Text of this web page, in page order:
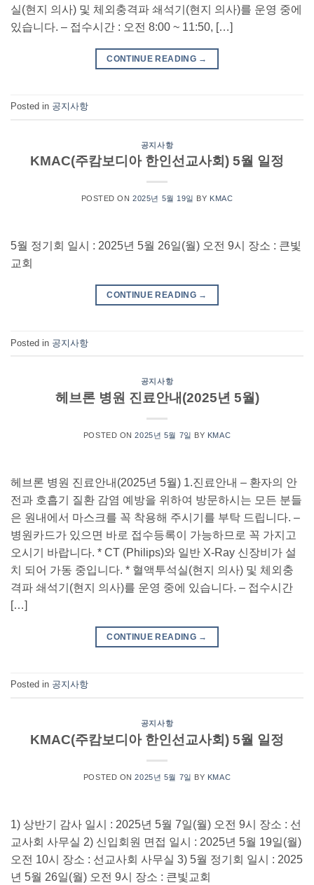
실(현지 의사) 및 체외충격파 쇄석기(현지 의사)를 운영 중에
있습니다. – 접수시간 : 오전 8:00 ~ 11:50, […]
CONTINUE READING →
Posted in 공지사항
공지사항
KMAC(주캄보디아 한인선교사회) 5월 일정
POSTED ON2025년 5월 19일 BY KMAC
5월 정기회 일시 : 2025년 5월 26일(월) 오전 9시 장소 : 큰빛
교회
CONTINUE READING →
Posted in 공지사항
공지사항
헤브론 병원 진료안내(2025년 5월)
POSTED ON2025년 5월 7일 BY KMAC
헤브론 병원 진료안내(2025년 5월) 1.진료안내 – 환자의 안
전과 호흡기 질환 감염 예방을 위하여 방문하시는 모든 분들
은 원내에서 마스크를 꼭 착용해 주시기를 부탁 드립니다. –
병원카드가 있으면 바로 접수등록이 가능하므로 꼭 가지고
오시기 바랍니다. * CT (Philips)와 일반 X-Ray 신장비가 설
치 되어 가동 중입니다. * 혈액투석실(현지 의사) 및 체외충
격파 쇄석기(현지 의사)를 운영 중에 있습니다. – 접수시간
[…]
CONTINUE READING →
Posted in 공지사항
공지사항
KMAC(주캄보디아 한인선교사회) 5월 일정
POSTED ON2025년 5월 7일 BY KMAC
1) 상반기 감사 일시 : 2025년 5월 7일(월) 오전 9시 장소 : 선
교사회 사무실 2) 신입회원 면접 일시 : 2025년 5월 19일(월)
오전 10시 장소 : 선교사회 사무실 3) 5월 정기회 일시 : 2025
년 5월 26일(월) 오전 9시 장소 : 큰빛교회